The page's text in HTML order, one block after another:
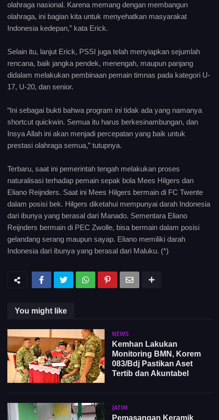
olahraga nasional. Karena memang dengan membangun
olahraga, ini bagian kita untuk menyehatkan masyarakat
Indonesia kedepan,” kata Erick.
Selain itu, lanjut Erick, PSSI juga telah menyiapkan sejumlah
rencana, baik jangka pendek, menengah, maupun panjang
didalam melakukan pembinaan pemain timnas pada kategori U-
17, U-20, dan senior.
“Ini sebagai bukti bahwa program ini tidak ada yang namanya
shortcut quickwin. Semua itu harus berkesinambungan, dan
Insya Allah ini akan menjadi percepatan yang baik untuk
prestasi olahraga semua,” tutupnya.
Terbaru, saat ini pemerintah tengah melakukan proses
naturalisasi terhadap pemain sepak bola Mees Hilgers dan
Eliano Reijnders. Saat ini Mees Hilgers bermain di FC Twente
dalam posisi bek. Hilgers diketahui mempunyai darah Indonesia
dari ibunya yang berasal dari Manado. Sementara Eliano
Reijnders bermain di PEC Zwolle, bisa bermain dalam posisi
gelandang serang maupun sayap. Eliano memiliki darah
Indonesia dari ibunya yang berasal dari Maluku. (*)
You might like
NEWS
Kemhan Lakukan
Monitoring BMN, Korem
083/Bdj Pastikan Aset
Tertib dan Akuntabel
JATIM
Pemasangan Keramik